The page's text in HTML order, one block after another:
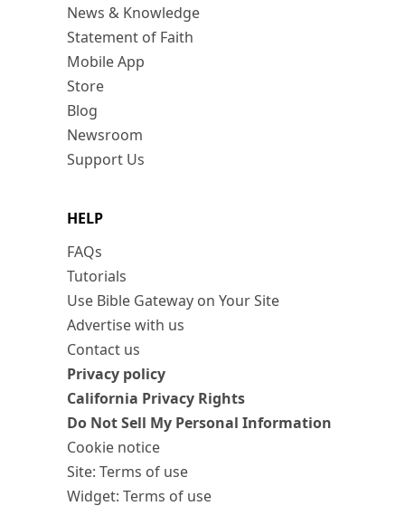
News & Knowledge
Statement of Faith
Mobile App
Store
Blog
Newsroom
Support Us
HELP
FAQs
Tutorials
Use Bible Gateway on Your Site
Advertise with us
Contact us
Privacy policy
California Privacy Rights
Do Not Sell My Personal Information
Cookie notice
Site: Terms of use
Widget: Terms of use